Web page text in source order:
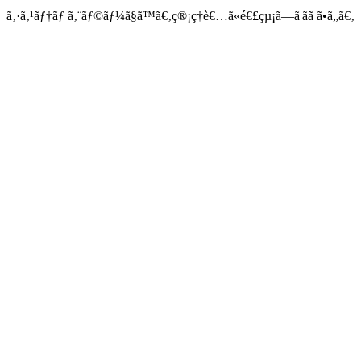
ã‚·ã‚¹ãƒ†ãƒ ã‚¨ãƒ©ãƒ¼ã§ã™ã€‚ç®¡ç†è€…ã«é€£çµ¡ã—ã¦ãã ã•ã„ã€‚